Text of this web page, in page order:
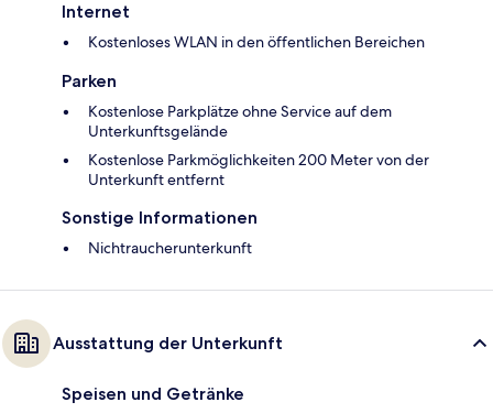
Internet
Kostenloses WLAN in den öffentlichen Bereichen
Parken
Kostenlose Parkplätze ohne Service auf dem
Unterkunftsgelände
Kostenlose Parkmöglichkeiten 200 Meter von der
Unterkunft entfernt
Sonstige Informationen
Nichtraucherunterkunft
Ausstattung der Unterkunft
Speisen und Getränke